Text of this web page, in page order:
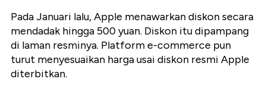
Pada Januari lalu, Apple menawarkan diskon secara
mendadak hingga 500 yuan. Diskon itu dipampang
di laman resminya. Platform e-commerce pun
turut menyesuaikan harga usai diskon resmi Apple
diterbitkan.